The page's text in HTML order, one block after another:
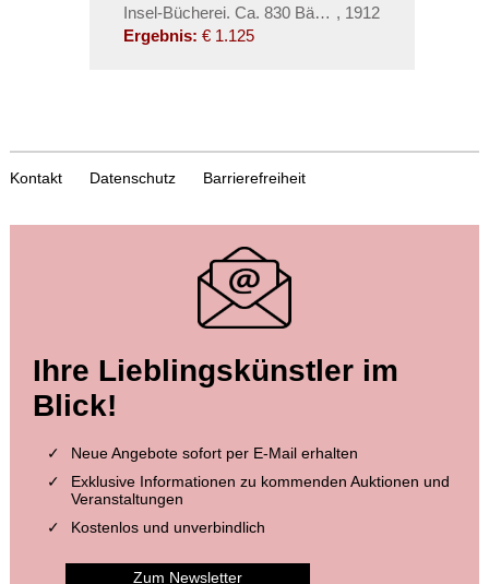
Insel-Bücherei. Ca. 830 Bände, 1912
Ergebnis: € 1.125
Kontakt Datenschutz Barrierefreiheit
Ihre Lieblingskünstler im
Blick!
Neue Angebote sofort per E-Mail erhalten
Exklusive Informationen zu kommenden Auktionen und
Veranstaltungen
Kostenlos und unverbindlich
Zum Newsletter